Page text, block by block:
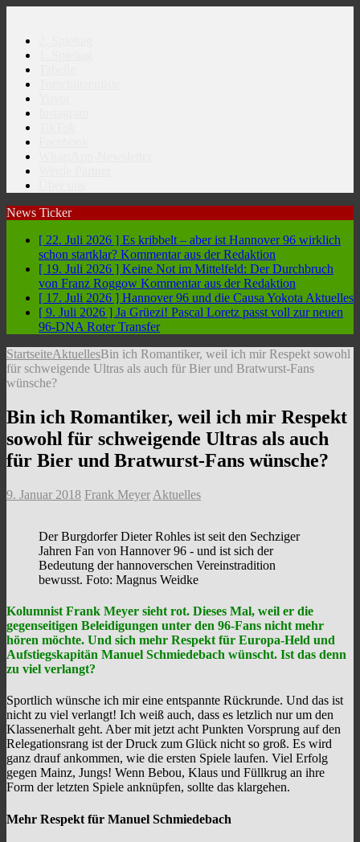
News Ticker
[ 22. Juli 2026 ] Es kribbelt – aber ist Hannover 96 wirklich
schon startklar? Kommentar aus der Redaktion
[ 19. Juli 2026 ] Keine Not im Mittelfeld: Der Durchbruch
von Franz Roggow Kommentar aus der Redaktion
[ 17. Juli 2026 ] Hannover 96 und die Causa Yokota Aktuelles
[ 9. Juli 2026 ] Ja Grüezi! Pascal Loretz passt voll zur neuen
96-DNA Roter Transfer
StartseiteAktuellesBin ich Romantiker, weil ich mir Respekt sowohl
für schweigende Ultras als auch für Bier und Bratwurst-Fans
wünsche?
Bin ich Romantiker, weil ich mir Respekt
sowohl für schweigende Ultras als auch
für Bier und Bratwurst-Fans wünsche?
9. Januar 2018 Frank Meyer Aktuelles
Der Burgdorfer Dieter Rohles ist seit den Sechziger
Jahren Fan von Hannover 96 - und ist sich der
Bedeutung der hannoverschen Vereinstradition
bewusst. Foto: Magnus Weidke
Kolumnist Frank Meyer sieht rot. Dieses Mal, weil er die
gegenseitigen Beleidigungen unter den 96-Fans nicht mehr
hören möchte. Und sich mehr Respekt für Europa-Held und
Aufstiegskapitän Manuel Schmiedebach wünscht. Ist das denn
zu viel verlangt?
Sportlich wünsche ich mir eine entspannte Rückrunde. Und das ist
nicht zu viel verlangt! Ich weiß auch, dass es letzlich nur um den
Klassenerhalt geht. Aber mit jetzt acht Punkten Vorsprung auf den
Relegationsrang ist der Druck zum Glück nicht so groß. Es wird
ganz drauf ankommen, wie die ersten Spiele laufen. Viel Erfolg
gegen Mainz, Jungs! Wenn Bebou, Klaus und Füllkrug an ihre
Form der letzten Spiele anknüpfen, sollte das klargehen.
Mehr Respekt für Manuel Schmiedebach